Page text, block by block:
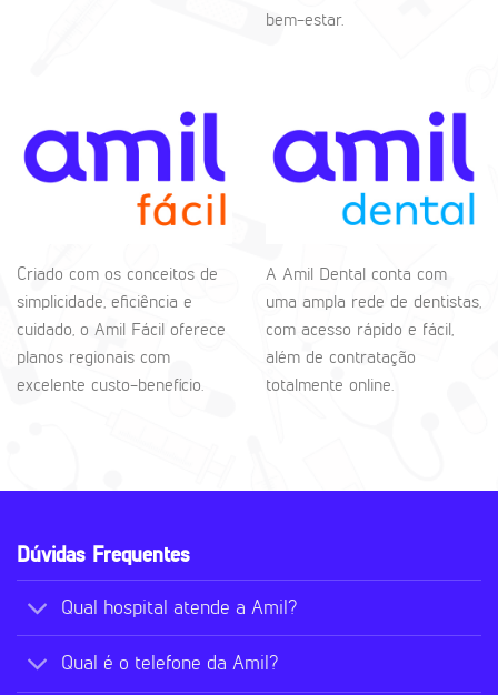
bem-estar.
Criado com os conceitos de
simplicidade, eficiência e
cuidado, o Amil Fácil oferece
planos regionais com
excelente custo-benefício.
A Amil Dental conta com
uma ampla rede de dentistas,
com acesso rápido e fácil,
além de contratação
totalmente online.
Dúvidas Frequentes
Qual hospital atende a Amil?
Qual é o telefone da Amil?